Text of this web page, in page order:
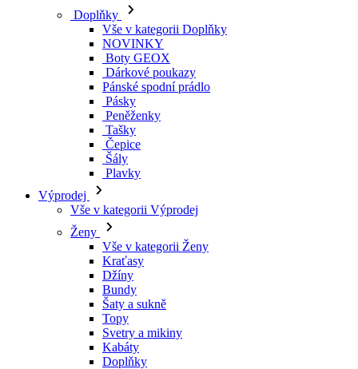
Doplňky
Vše v kategorii Doplňky
NOVINKY
Boty GEOX
Dárkové poukazy
Pánské spodní prádlo
Pásky
Peněženky
Tašky
Čepice
Šály
Plavky
Výprodej
Vše v kategorii Výprodej
Ženy
Vše v kategorii Ženy
Kraťasy
Džíny
Bundy
Šaty a sukně
Topy
Svetry a mikiny
Kabáty
Doplňky